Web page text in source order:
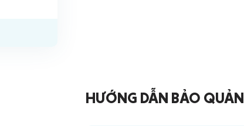
HƯỚNG DẪN BẢO QUẢN